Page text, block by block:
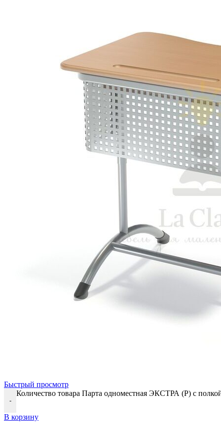
Быстрый просмотр
-
Количество товара Парта одноместная ЭКСТРА (Р) с
В корзину